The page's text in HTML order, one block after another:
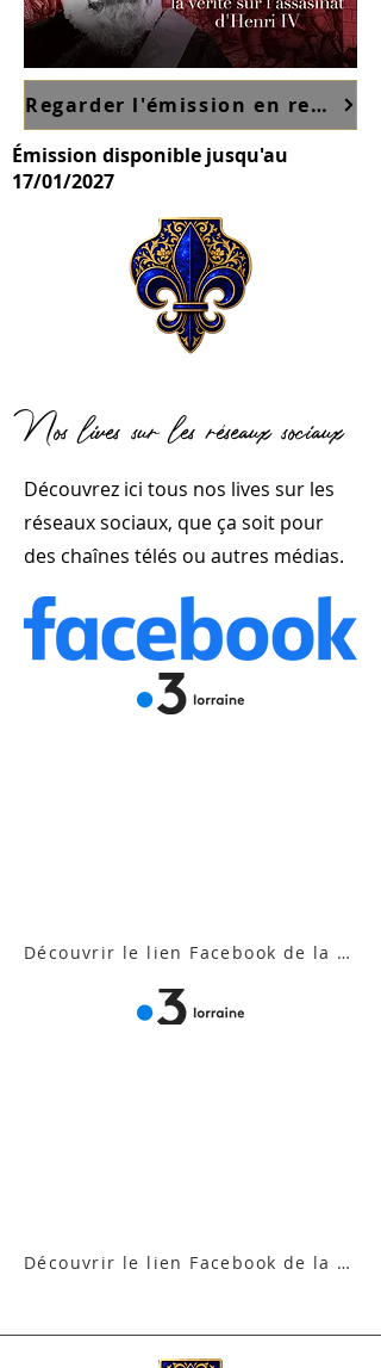
Regarder l'émission en replay sur France TV ici
Émission disponible jusqu'au
17/01/2027
Nos lives sur les réseaux sociaux
Découvrez ici tous nos lives sur les
réseaux sociaux, que ça soit pour
des chaînes télés ou autres médias.
Découvrir le lien Facebook de la vidéo sur France 3 Lorraine
Découvrir le lien Facebook de la vidéo sur France 3 Lorraine